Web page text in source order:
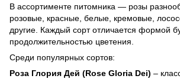
В ассортименте питомника — розы
розовые, красные, белые, кремовые,
другие. Каждый сорт отличается формой
продолжительностью цветения.
Среди популярных сортов:
Роза Глория Дей (Rose Gloria Dei) –